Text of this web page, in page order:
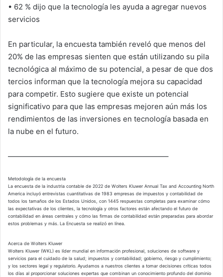
• 62 % dijo que la tecnología les ayuda a agregar nuevos
servicios
En particular, la encuesta también reveló que menos del
20% de las empresas sienten que están utilizando su pila
tecnológica al máximo de su potencial, a pesar de que dos
tercios informan que la tecnología mejora su capacidad
para competir. Esto sugiere que existe un potencial
significativo para que las empresas mejoren aún más los
rendimientos de las inversiones en tecnología basada en
la nube en el futuro.
—————————————————————–
Metodología de la encuesta
La encuesta de la industria contable de 2022 de Wolters Kluwer Annual Tax and Accounting North
America incluyó entrevistas cuantitativas de 1983 empresas de impuestos y contabilidad de
todos los tamaños de los Estados Unidos, con 1445 respuestas completas para examinar cómo
las expectativas de los clientes, la tecnología y otros factores están afectando el futuro de
contabilidad en áreas centrales y cómo las firmas de contabilidad están preparadas para abordar
estos problemas y más. La Encuesta se realizó en línea.
Acerca de Wolters Kluwer
Wolters Kluwer (WKL) es líder mundial en información profesional, soluciones de software y
servicios para el cuidado de la salud; impuestos y contabilidad; gobierno, riesgo y cumplimiento;
y los sectores legal y regulatorio. Ayudamos a nuestros clientes a tomar decisiones críticas todos
los días al proporcionar soluciones expertas que combinan un conocimiento profundo del dominio